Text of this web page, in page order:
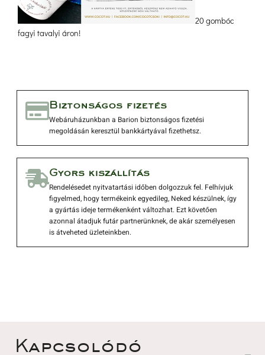
20 gombóc
fagyi tavalyi áron!
Biztonságos fizetés
Webáruházunkban a Barion biztonságos fizetési
megoldásán keresztül bankkártyával fizethetsz.
Gyors kiszállítás
Rendelésedet nyitvatartási időben dolgozzuk fel. Felhívjuk
figyelmed, hogy termékeink egyedileg, Neked készülnek, így
a gyártás ideje termékenként változhat. Ezt követően
azonnal átadjuk futár partnerünknek, de akár személyesen
is átveheted üzleteinkben.
Kapcsolódó